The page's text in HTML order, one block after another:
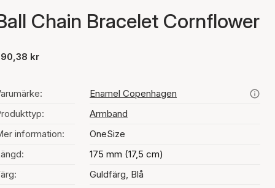
Chain Bracelet Cornflower
kr
Enamel Copenhagen
Armband
information:
OneSize
175 mm (17,5 cm)
Guldfärg, Blå